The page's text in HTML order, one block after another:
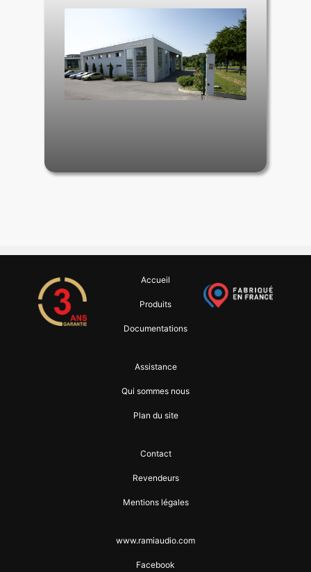
Accueil
Produits
Documentations
Assistance
Qui sommes nous
Plan du site
Contact
Revendeurs
Mentions légales
www.ramiaudio.com
Facebook